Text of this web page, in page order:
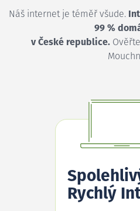
Náš internet je téměř všude.
99 %
v České republice.
Rychlý